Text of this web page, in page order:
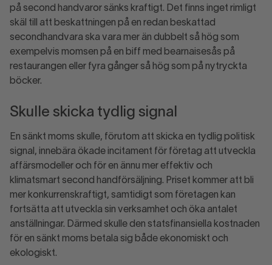
på second handvaror sänks kraftigt. Det finns inget rimligt
skäl till att beskattningen på en redan beskattad
secondhandvara ska vara mer än dubbelt så hög som
exempelvis momsen på en biff med bearnaisesås på
restaurangen eller fyra gånger så hög som på nytryckta
böcker.
Skulle skicka tydlig signal
En sänkt moms skulle, förutom att skicka en tydlig politisk
signal, innebära ökade incitament för företag att utveckla
affärsmodeller och för en ännu mer effektiv och
klimatsmart second handförsäljning. Priset kommer att bli
mer konkurrenskraftigt, samtidigt som företagen kan
fortsätta att utveckla sin verksamhet och öka antalet
anställningar. Därmed skulle den statsfinansiella kostnaden
för en sänkt moms betala sig både ekonomiskt och
ekologiskt.